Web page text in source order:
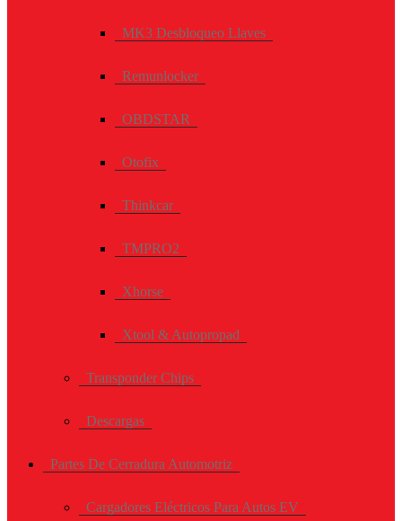
MK3 Desbloqueo Llaves
Remunlocker
OBDSTAR
Otofix
Thinkcar
TMPRO2
Xhorse
Xtool & Autopropad
Transponder Chips
Descargas
Partes De Cerradura Automotriz
Cargadores Eléctricos Para Autos EV